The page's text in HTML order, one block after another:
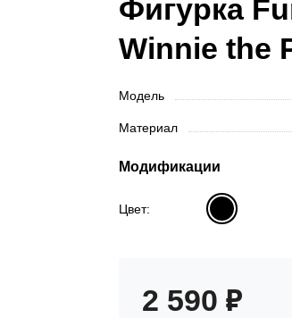
Фигурка
Winnie the
Модель
Материал
Модификации
Цвет:
2 590 ₽